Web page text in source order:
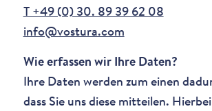
T +49 (0) 30. 89 39 62 08
info@vostura.com
Wie erfassen wir Ihre Daten?
Ihre Daten werden zum einen
dass Sie uns diese mitteilen.